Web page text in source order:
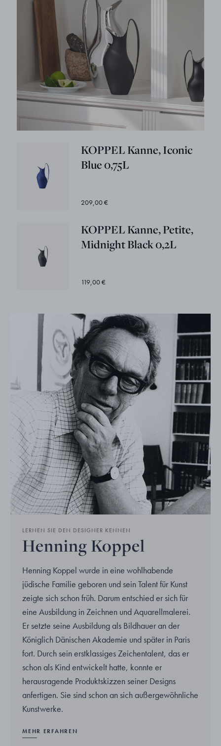
KOPPEL Kanne, Iconic
Blue 0,75L
209,00 €
KOPPEL Kanne, Petite,
Midnight Black 0,2L
119,00 €
LERNEN SIE DEN DESIGNER KENNEN
Henning Koppel
Henning Koppel wurde in eine wohlhabende
jüdische Familie geboren und sein Talent für Kunst
zeigte sich schon früh. Darum entschied er sich für
eine Ausbildung in Zeichnen und Aquarellmalerei.
Er setzte seine Ausbildung als Bildhauer an der
Königlich Dänischen Akademie und später in Paris
fort. Durch sein erstklassiges Zeichentalent, das er
schon als Kind entwickelt hatte, konnte er
herausragende Produktskizzen seiner Designs
anfertigen. Sie sind schon an sich außergewöhnliche
Kunstwerke.
MEHR ERFAHREN